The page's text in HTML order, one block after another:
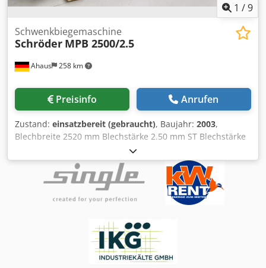
1 /9
Ahaus 258 km
Schwenkbiegemaschine
Schröder MPB 2500/2.5
Preisinfo Anrufen
Zustand: einsatzbereit (gebraucht), Baujahr: 2003,
Blechbreite 2520 mm Blechstärke 2.50 mm ST Blechstärke
bei Niro-Stahl 1.50 mm Oberwangenverstellung 160 mm
Verstellgeschwindigkeit 100 mm/sec Verstellung der
Biegewange 80.0 mm Biegegeschwindigkeit ca. 120
Grad/sec Druckluft 6.0 bar Arbeitshöhe 869 mm Steuerung
POS 2000 Gesamtleistungsbedarf 7.2 kW Spannung 400 V
einer Instandhaltungswerkstatt Dcsdpoxbh Euofx Am Tjk
mit sehr guter Ausstattung (!!) Ausstattung: - CNC elektro-
motorische universelle Schwenkbiegemaschine *
hochpräzise Mechanik mit moderner Steuerungstechnik *